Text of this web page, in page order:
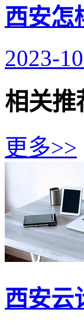
西安怎
2023-
相关推
更多>>
西安云